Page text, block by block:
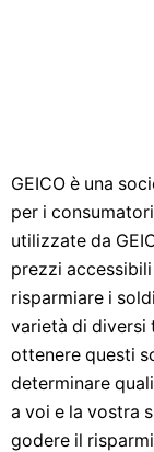
GEICO è una
per i
utilizzate da
prezzi
risparmiare i
varietà di diversi
ottenere questi
determinare
a voi e la vostra
godere il